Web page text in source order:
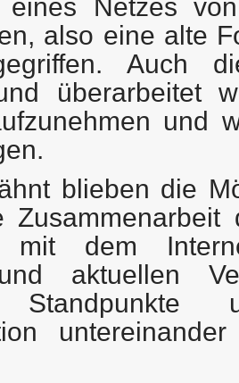
Netzes von
also eine alte
Auch
überarbeitet
und
blieben die
dem
aktuellen